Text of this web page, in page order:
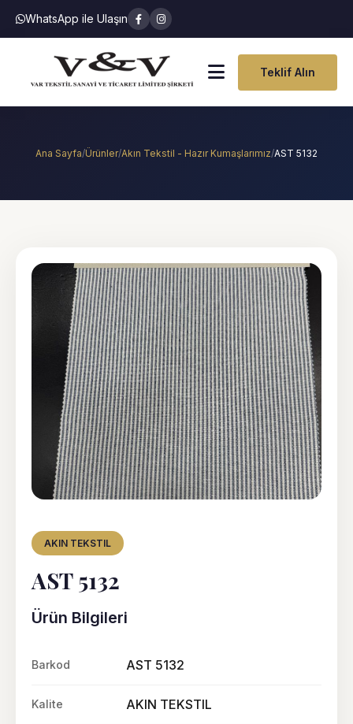
WhatsApp ile Ulaşın
Teklif Alın
Ana Sayfa/Ürünler/Akın Tekstil - Hazır Kumaşlarımız/AST 5132
AKIN TEKSTIL
AST 5132
Ürün Bilgileri
Barkod AST 5132
Kalite AKIN TEKSTIL